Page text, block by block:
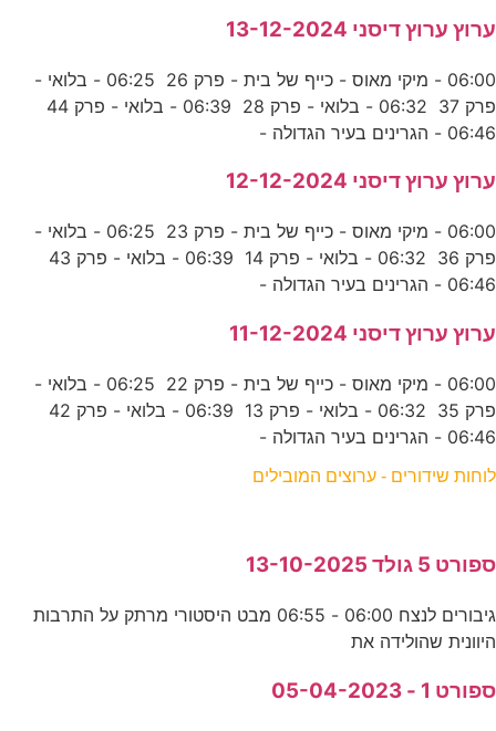
ערוץ ערוץ דיסני 13-12-2024
06:00 - מיקי מאוס - כייף של בית - פרק 26 06:25 - בלואי -
06:46 - הגרינים בעיר הגדולה -
ערוץ ערוץ דיסני 12-12-2024
06:00 - מיקי מאוס - כייף של בית - פרק 23 06:25 - בלואי -
06:46 - הגרינים בעיר הגדולה -
ערוץ ערוץ דיסני 11-12-2024
06:00 - מיקי מאוס - כייף של בית - פרק 22 06:25 - בלואי -
06:46 - הגרינים בעיר הגדולה -
לוחות שידורים - ערוצים המובילים
ספורט 5 גולד 13-10-2025
גיבורים לנצח 06:00 - 06:55 מבט היסטורי מרתק על התרבות
היוונית שהולידה את
ספורט 1 - 05-04-2023